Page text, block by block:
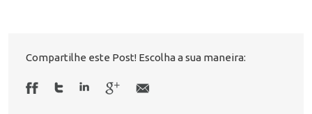
Compartilhe este Post! Escolha a sua maneira: